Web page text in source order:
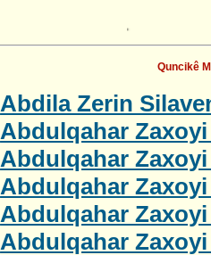
Quncikê
Abdila Zerin
Abdulqahar
Abdulqahar
Abdulqahar
Abdulqahar
Abdulqahar